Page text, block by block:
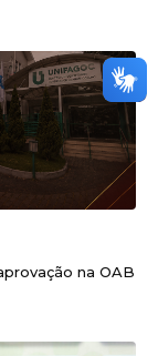
na OAB